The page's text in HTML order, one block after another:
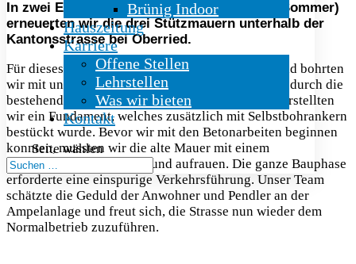
Brünig Indoor
Hauszeitung
Karriere
Offene Stellen
Lehrstellen
Was wir bieten
Kontakt
Seite wählen
In zwei Etappen (letzten Herbst und diesen Sommer)
erneuerten wir die drei Stützmauern unterhalb der
Kantonsstrasse bei Oberried.
Für dieses Sanierungsvorhaben im Berner Oberland bohrten
wir mit unseren Bohrbaggern die Selbstbohranker durch die
bestehende Stützmauer. Für die neue Stützmauer erstellten
wir ein Fundament, welches zusätzlich mit Selbstbohrankern
bestückt wurde. Bevor wir mit den Betonarbeiten beginnen
konnten, mussten wir die alte Mauer mit einem
Hochdruckgerät reinigen und aufrauen. Die ganze Bauphase
erforderte eine einspurige Verkehrsführung. Unser Team
schätzte die Geduld der Anwohner und Pendler an der
Ampelanlage und freut sich, die Strasse nun wieder dem
Normalbetrieb zuzuführen.